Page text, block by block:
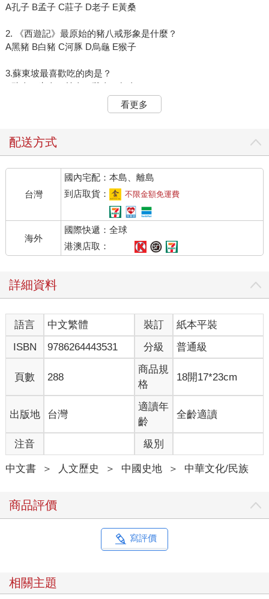
A孔子 B孟子 C莊子 D老子 E黃桑
2. 《西遊記》最原始的豬八戒形象是什麼？
A黑豬 B白豬 C河豚 D烏龜 E猴子
3.蘇東坡最喜歡吃的肉是？
A豬肉 B牛肉 C羊肉 D雞肉 E魚肉
豬 「你是豬」可能是一句誇人的話！？
人類總是說「豬很蠢」，
可是你知道嗎？
豬都是雙眼皮，體脂率甚至比人還低。
豬八戒是黑豬，
而且即便是黑豬，皮膚其實也比你白！
你不知道！
你只關心豬肉有沒有漲價！
【豬豬那麼可愛，可不能隨便吃】
上古時代的人類克服惡劣環境的手法並不多，
再加上野豬隨便一衝，殺掉幾個人的情況並不少見。
還好人們可以在精神上自我安慰--
根據專家考證，古老的豕韋氏（活躍於黃河中下游的河南滑縣一
帶）就是豬圖騰民族，古哈尼族、?僳族以及珞巴族都以豬為氏圖
騰崇拜物。」
《山海經》中也曾多次出現，
人面豬身的山神。
「凡荊山之首，自翼望之山至于几山，凡四十八山，三千七百三
十二里。其神狀皆彘身人首。」
八十四里。其十六神者，皆豕(ㄕˇ)身而人面。」
《莊子》也記載了野豬神豨韋氏
開天闢地，創造世界的故事。
看更多
配送方式
台灣
國內宅配：本島、離島
到店取貨：
不限金額免運費
海外
國際快遞：全球
港澳店取：
詳細資料
語言 中文繁體 裝訂
紙本平裝
ISBN
9786264443531 分級 普通級
頁數 288
商品規
格
18開17*23cm
出版地 台灣
適讀年
齡
全齡適讀
注音 級別
中文書 ＞ 人文歷史 ＞ 中國史地 ＞ 中華文化/民族
商品評價
寫評價
相關主題